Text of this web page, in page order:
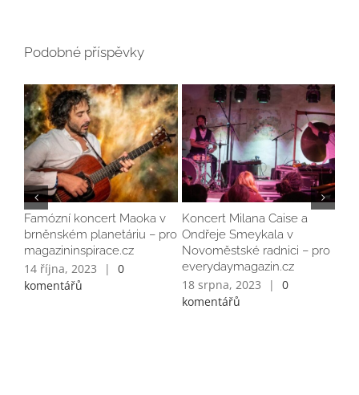
Podobné příspěvky
Famózní koncert Maoka v
brněnském planetáriu – pro
magazininspirace.cz
14 října, 2023 |
0
komentářů
Koncert Milana Caise a
Ondřeje Smeykala v
Novoměstské radnici – pro
everydaymagazin.cz
18 srpna, 2023 |
0
komentářů